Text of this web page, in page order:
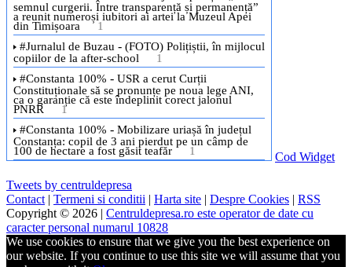
Cod Widget
Tweets by centruldepresa
Contact | Termeni si conditii | Harta site | Despre Cookies | RSS
Copyright © 2026 | Centruldepresa.ro este operator de date cu
caracter personal numarul 10828
We use cookies to ensure that we give you the best experience on
our website. If you continue to use this site we will assume that you